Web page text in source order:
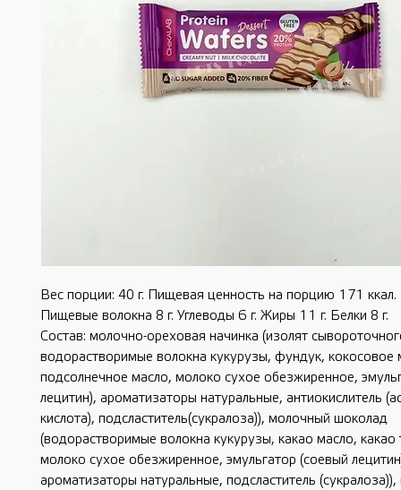
Вес порции: 40 г. Пищевая ценность на порцию 171 ккал.
Пищевые волокна 8 г. Углеводы 6 г. Жиры 11 г. Белки 8 г.
Состав: молочно-ореховая начинка (изолят
водорастворимые волокна кукурузы, фундук, кокосовое
подсолнечное масло, молоко сухое обезжиренное,
лецитин), ароматизаторы натуральные, антиокислитель
кислота), подсластитель(сукралоза)), молочный шоколад
(водорастворимые волокна кукурузы, какао масло, какао
молоко сухое обезжиренное, эмульгатор (соевый
ароматизаторы натуральные, подсластитель (сукралоза)),